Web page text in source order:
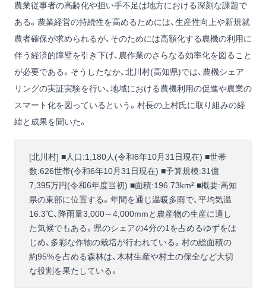
農業従事者の高齢化や担い手不足は地方における深刻な課題で
ある。農業経営の持続性を高めるためには、生産性向上や新規就
農者確保が求められるが、そのためには高額化する農機の利用に
伴う経済的障壁を引き下げ、農作業のさらなる効率化を図ること
が必要である。そうしたなか、北川村(高知県)では、農機シェア
リングの実証実験を行い、地域における農機利用の促進や農業の
スマート化を図っているという。村長の上村氏に取り組みの経
緯と成果を聞いた。
[北川村] ■人口:1,180人(令和6年10月31日現在) ■世帯
数:626世帯(令和6年10月31日現在) ■予算規模:31億
7,395万円(令和6年度当初) ■面積:196.73km² ■概要:高知
県の東部に位置する。年間を通じ温暖多雨で、平均気温
16.3℃、降雨量3,000～4,000mmと農産物の生産に適し
た気候でもある。県のシェアの4分の1を占めるゆずをは
じめ、多彩な作物の栽培が行われている。村の総面積の
約95%を占める森林は、木材生産や村土の保全など大切
な役割を果たしている。